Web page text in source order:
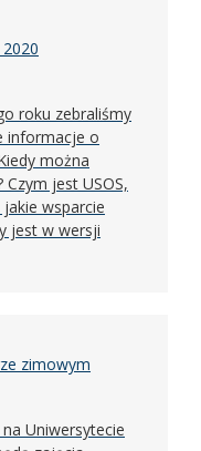
roku zebraliśmy
informacje o
można
jest USOS,
wsparcie
jest w wersji
zimowym
Uniwersytecie